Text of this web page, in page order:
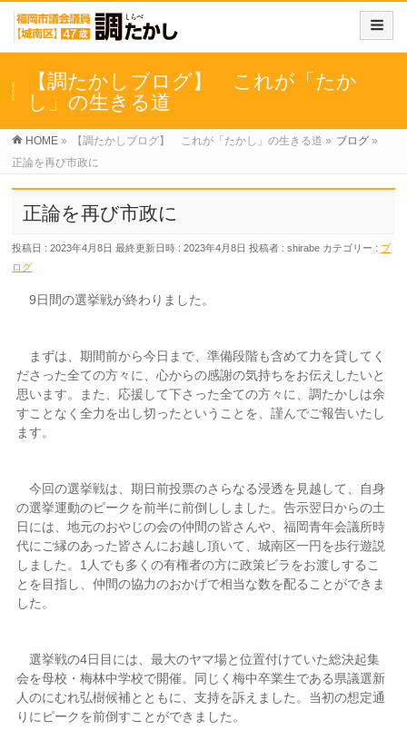
【調たかしブログ】 これが「たか
し」の生きる道
HOME » 【調たかしブログ】 これが「たかし」の生きる道 » ブログ »
正論を再び市政に
正論を再び市政に
投稿日 : 2023年4月8日 最終更新日時 : 2023年4月8日 投稿者 :shirabe カテゴリー : ブ
ログ
9日間の選挙戦が終わりました。
まずは、期間前から今日まで、準備段階も含めて力を貸してく
ださった全ての方々に、心からの感謝の気持ちをお伝えしたいと
思います。また、応援して下さった全ての方々に、調たかしは余
すことなく全力を出し切ったということを、謹んでご報告いたし
ます。
今回の選挙戦は、期日前投票のさらなる浸透を見越して、自身
の選挙運動のピークを前半に前倒ししました。告示翌日からの土
日には、地元のおやじの会の仲間の皆さんや、福岡青年会議所時
代にご縁のあった皆さんにお越し頂いて、城南区一円を歩行遊説
しました。1人でも多くの有権者の方に政策ビラをお渡しするこ
とを目指し、仲間の協力のおかげで相当な数を配ることができま
した。
選挙戦の4日目には、最大のヤマ場と位置付けていた総決起集
会を母校・梅林中学校で開催。同じく梅中卒業生である県議選新
人のにむれ弘樹候補とともに、支持を訴えました。当初の想定通
りにピークを前倒すことができました。